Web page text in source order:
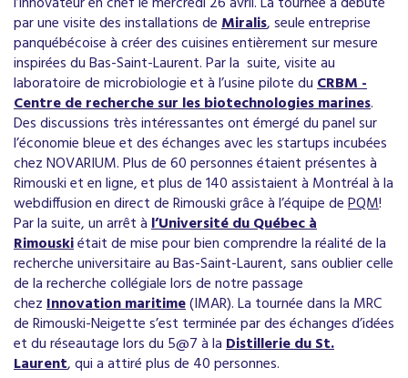
par une visite des installations deMiralis, seule entreprise
panquébécoise à créer des cuisines entièrement sur mesure
inspirées du Bas-Saint-Laurent. Par la suite, visite au
laboratoire de microbiologie et à l’usine pilote duCRBM -
Centre de recherche sur les biotechnologies marines.
Des discussions très intéressantes ont émergé du panel sur
l’économie bleue et des échanges avec les startups incubées
chez NOVARIUM. Plus de 60 personnes étaient présentes à
Rimouski et en ligne, et plus de 140 assistaient à Montréal à la
webdiffusion en direct de Rimouski grâce à l’équipe dePQM!
Par la suite, un arrêt àl’Université du Québec à
Rimouskiétait de mise pour bien comprendre la réalité de la
recherche universitaire au Bas-Saint-Laurent, sans oublier celle
de la recherche collégiale lors de notre passage
chezInnovation maritime(IMAR). La tournée dans la MRC
de Rimouski-Neigette s’est terminée par des échanges d’idées
et du réseautage lors du 5@7 à laDistillerie du St.
Laurent, qui a attiré plus de 40 personnes.